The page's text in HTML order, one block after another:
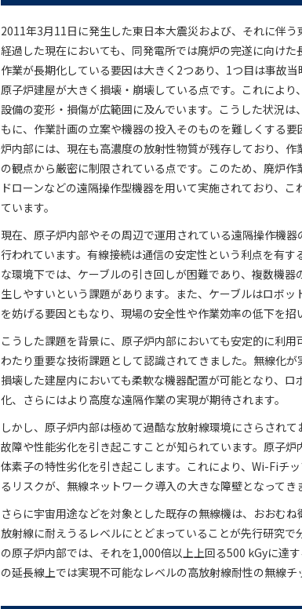
2011年3月11日に発生した東日本大震災および、それに伴
経過した現在においても、同発電所では廃炉の完遂に向け
作業が長期化している要因は大きく2つあり、1つ目は事故
原子炉建屋が大きく損壊・崩壊している点です。これによ
設備の変形・損傷が広範囲に及んでいます。こうした状況
もに、作業計画の立案や機器の投入そのものを難しくする
炉内部には、現在も高濃度の放射性物質が残存しており、
の観点から厳密に制限されている点です。このため、廃炉
ドローンなどの遠隔操作型機器を用いて実施されており、
ています。
現在、原子炉内部やその周辺で運用されている遠隔操作機
行われています。有線接続は通信の安定性という利点を有
な環境下では、ケーブルの引き回しが困難であり、複数機
生しやすいという課題があります。また、ケーブルはロボ
を妨げる要因ともなり、現場の安全性や作業効率の低下を招
こうした課題を背景に、原子炉内部においても安定的に利
わたり重要な技術課題として認識されてきました。無線化が
損壊した建屋内においても柔軟な機器配置が可能となり、
化、さらにはより高度な遠隔作業の実現が期待されます。
しかし、原子炉内部は極めて過酷な放射線環境にさらされ
故障や性能劣化を引き起こすことが知られています。原子
体素子の特性劣化を引き起こします。これにより、Wi-Fiチ
るリスクが、無線ネットワーク導入の大きな障壁となってき
さらに宇宙用途などを対象とした既存の無線機は、おおむ
放射線に耐えうるレベルにとどまっていることが先行研究
の原子炉内部では、それを1,000倍以上上回る500 kGyに達
の延長線上では実現不可能なレベルの高放射線耐性の無線チ